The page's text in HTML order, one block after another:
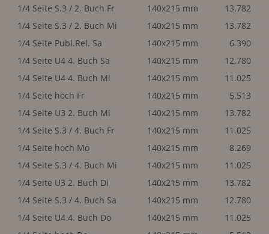
1/4 Seite S.3 / 2. Buch Fr
140x215 mm
13.782
1/4 Seite S.3 / 2. Buch Mi
140x215 mm
13.782
1/4 Seite Publ.Rel. Sa
140x215 mm
6.390
1/4 Seite U4 4. Buch Sa
140x215 mm
12.780
1/4 Seite U4 4. Buch Mi
140x215 mm
11.025
1/4 Seite hoch Fr
140x215 mm
5.513
1/4 Seite U3 2. Buch Mi
140x215 mm
13.782
1/4 Seite S.3 / 4. Buch Fr
140x215 mm
11.025
1/4 Seite hoch Mo
140x215 mm
8.269
1/4 Seite S.3 / 4. Buch Mi
140x215 mm
11.025
1/4 Seite U3 2. Buch Di
140x215 mm
13.782
1/4 Seite S.3 / 4. Buch Sa
140x215 mm
12.780
1/4 Seite U4 4. Buch Do
140x215 mm
11.025